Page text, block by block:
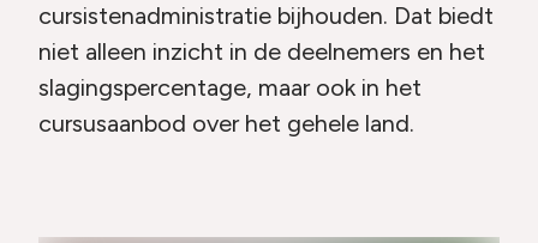
cursistenadministratie bijhouden. Dat biedt
niet alleen inzicht in de deelnemers en het
slagingspercentage, maar ook in het
cursusaanbod over het gehele land.